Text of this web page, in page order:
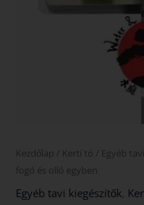
Kezdőlap / Kerti tó / Egyéb
fogó és olló egyben
Egyéb tavi kiegészítők